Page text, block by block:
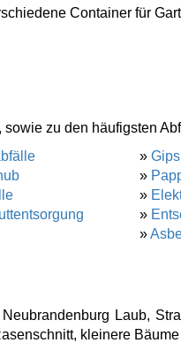
Container für
zu den häufigsten
»
»
»
»
»
Laub,
kleinere